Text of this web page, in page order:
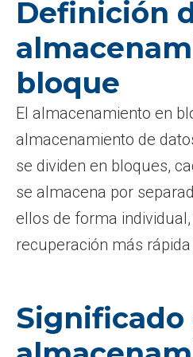
Definición
bloque
El almacenamiento en
almacenamiento de
se dividen en bloques,
se almacena por
ellos de forma
recuperación más
Significado